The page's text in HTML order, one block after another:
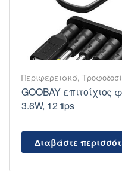
Περιφερειακά,
GOOBAY επιτοίχιος
3.6W, 12 tips
Διαβάστε